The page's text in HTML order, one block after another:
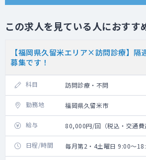
この求人を見ている人におすす
【福岡県久留米エリア×訪問診療】隔
募集です！
科目 訪問診療・不問
勤務地 福岡県久留米市
給与 80,000円/回（税込・交通費
日程/時間 毎月第2・4土曜日 9:00～